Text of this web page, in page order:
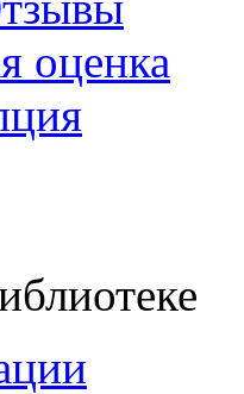
оценка